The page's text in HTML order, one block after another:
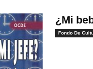
¿Mi
Fondo De